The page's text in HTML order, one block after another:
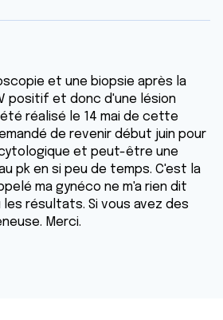
et une biopsie après la
positif et donc d'une lésion
réalisé le 14 mai de cette
de revenir début juin pour
et peut-être une
pk en si peu de temps. C'est la
ma gynéco ne m'a rien dit
résultats. Si vous avez des
Merci.